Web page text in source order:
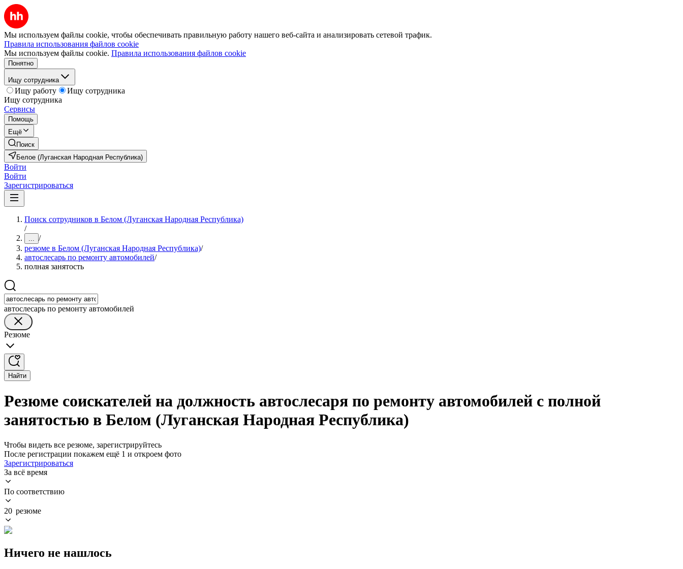
Мы используем файлы cookie, чтобы обеспечивать правильную работу нашего веб-сайта и анализировать сетевой трафик.
Правила использования файлов cookie
Мы используем файлы cookie. Правила использования файлов cookie
Понятно
Ищу сотрудника
Ищу работу
Ищу сотрудника
Ищу сотрудника
Сервисы
Помощь
Ещё
Поиск
Белое (Луганская Народная Республика)
Войти
Войти
Зарегистрироваться
Поиск сотрудников в Белом (Луганская Народная Республика)
/
... /
резюме в Белом (Луганская Народная Республика)/
автослесарь по ремонту автомобилей/
полная занятость
автослесарь по ремонту автомобилей
Резюме
Найти
Резюме соискателей на должность автослесаря по ремонту автомобилей с полной
занятостью в Белом (Луганская Народная Республика)
Чтобы видеть все резюме, зарегистрируйтесь
После регистрации покажем ещё 1 и откроем фото
Зарегистрироваться
За всё время
По соответствию
20 резюме
Ничего не нашлось